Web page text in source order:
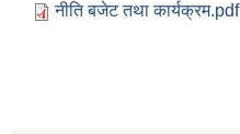
नीति बजेट तथा कार्यक्रम.pdf